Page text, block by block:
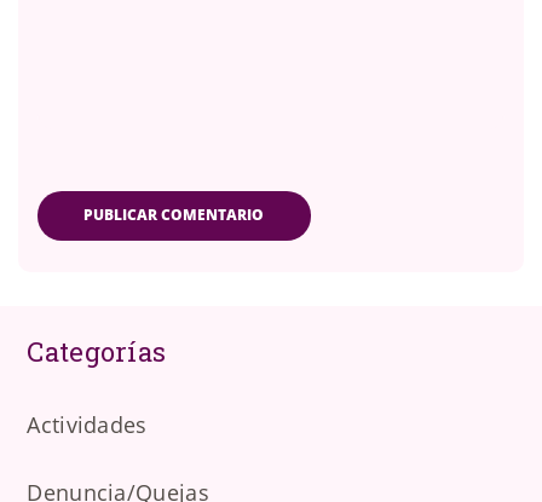
Categorías
Actividades
Denuncia/Quejas